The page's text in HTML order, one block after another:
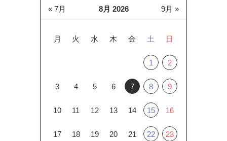
8月 2026
月 火 水 木 金 土 日
1 2
3 4 5 6 7 8 9
10 11 12 13 14 15 16
17 18 19 20 21 22 23
« 7月 9月 »